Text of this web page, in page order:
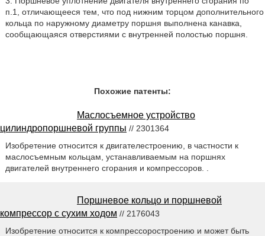
п.1, отличающееся тем, что под нижним торцом дополнительного
кольца по наружному диаметру поршня выполнена канавка,
сообщающаяся отверстиями с внутренней полостью поршня.
Похожие патенты:
Маслосъемное устройство
цилиндропоршневой группы // 2301364
Изобретение относится к двигателестроению, в частности к
маслосъемным кольцам, устанавливаемым на поршнях
двигателей внутреннего сгорания и компрессоров. .
Поршневое кольцо и поршневой
компрессор с сухим ходом // 2176043
Изобретение относится к компрессоростроению и может быть